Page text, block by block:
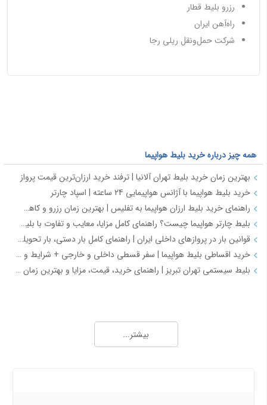
رزرو بلیط قطار
راه‌آهن ایران
شرکت حمل‌ونقل ریلی رجا
همه چیز درباره خرید بلیط هواپیما
بهترین زمان خرید بلیط تهران آلانیا | ترفند خرید ارزان‌ترین قیمت پرواز
خرید بلیط هواپیما با آژانس هواپیمایی 24 ساعته | اسپاد چارتر
راهنمای خرید بلیط ارزان هواپیما به تفلیس | بهترین زمان رزرو و کاهش هزینه سفر
بلیط چارتر هواپیما چیست؟ راهنمای کامل مزایا، معایب و تفاوت با بلیط سیستمی
قوانین بار در پروازهای داخلی ایران | راهنمای کامل بار دستی، بار تحویلی و مقررات حمل بار
خرید اقساطی بلیط هواپیما | سفر قسطی داخلی و خارجی + شرایط و مدارک | اسپادچارتر
بلیط سیستمی تهران تبریز | راهنمای خرید، قیمت، مزایا و بهترین زمان رزرو
بیشتر...